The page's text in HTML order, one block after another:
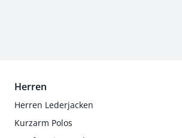
Herren
Herren Lederjacken
Kurzarm Polos